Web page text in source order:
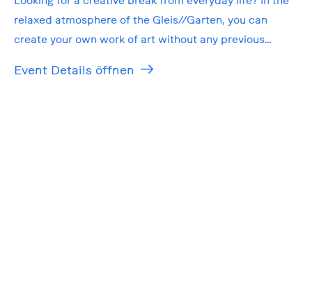
relaxed atmosphere of the Gleis//Garten, you can
create your own work of art without any previous
Event Details öffnen